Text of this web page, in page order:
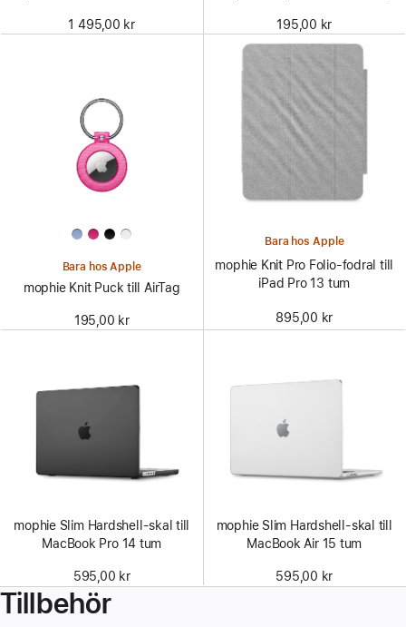
1 495,00 kr 195,00 kr
Bara hos Apple
mophie Knit Puck till AirTag
195,00 kr
Bara hos Apple
mophie Knit Pro Folio-fodral till
iPad Pro 13 tum
895,00 kr
mophie Slim Hardshell-skal till
MacBook Pro 14 tum
595,00 kr
mophie Slim Hardshell-skal till
MacBook Air 15 tum
595,00 kr
Tillbehör